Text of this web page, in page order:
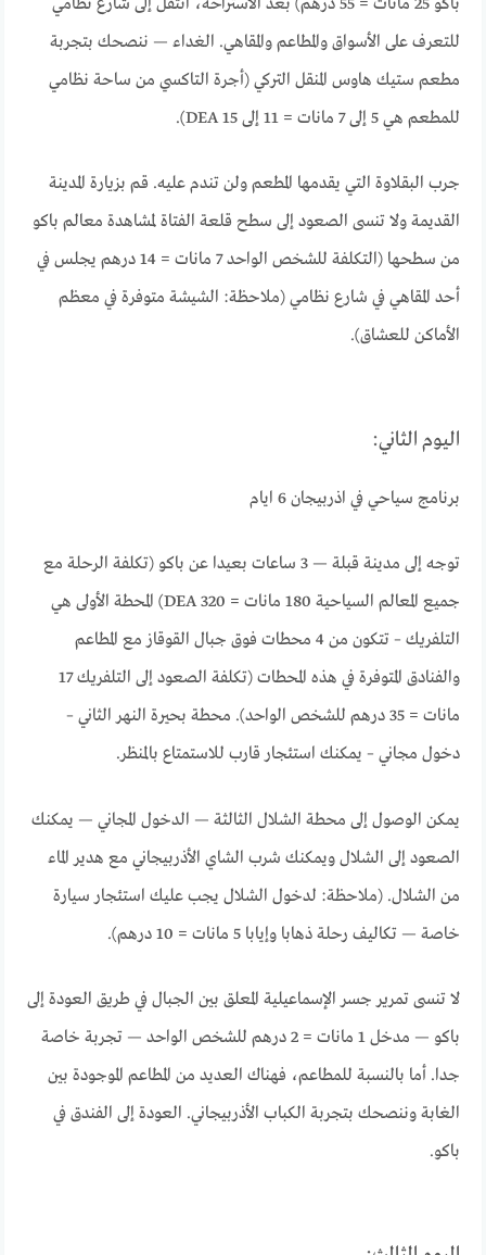
باكو 25 مانات = 55 درهم) بعد الاستراحة، انتقل إلى شارع نظامي
للتعرف على الأسواق والمطاعم والمقاهي. الغداء — ننصحك بتجربة
مطعم ستيك هاوس المنقل التركي (أجرة التاكسي من ساحة نظامي
للمطعم هي 5 إلى 7 مانات = 11 إلى 15 DEA).
جرب البقلاوة التي يقدمها المطعم ولن تندم عليه. قم بزيارة المدينة
القديمة ولا تنسى الصعود إلى سطح قلعة الفتاة لمشاهدة معالم باكو
من سطحها (التكلفة للشخص الواحد 7 مانات = 14 درهم يجلس في
أحد المقاهي في شارع نظامي (ملاحظة: الشيشة متوفرة في معظم
الأماكن للعشاق).
اليوم الثاني:
برنامج سياحي في اذربيجان 6 ايام
توجه إلى مدينة قبلة — 3 ساعات بعيدا عن باكو (تكلفة الرحلة مع
جميع المعالم السياحية 180 مانات = 320 DEA) المحطة الأولى هي
التلفريك – تتكون من 4 محطات فوق جبال القوقاز مع المطاعم
والفنادق المتوفرة في هذه المحطات (تكلفة الصعود إلى التلفريك 17
مانات = 35 درهم للشخص الواحد). محطة بحيرة النهر الثاني –
دخول مجاني – يمكنك استئجار قارب للاستمتاع بالمنظر.
يمكن الوصول إلى محطة الشلال الثالثة — الدخول المجاني — يمكنك
الصعود إلى الشلال ويمكنك شرب الشاي الأذربيجاني مع هدير الماء
من الشلال. (ملاحظة: لدخول الشلال يجب عليك استئجار سيارة
خاصة — تكاليف رحلة ذهابا وإيابا 5 مانات = 10 درهم).
لا تنسى تمرير جسر الإسماعيلية المعلق بين الجبال في طريق العودة إلى
باكو — مدخل 1 مانات = 2 درهم للشخص الواحد — تجربة خاصة
جدا. أما بالنسبة للمطاعم، فهناك العديد من المطاعم الموجودة بين
الغابة وننصحك بتجربة الكباب الأذربيجاني. العودة إلى الفندق في
باكو.